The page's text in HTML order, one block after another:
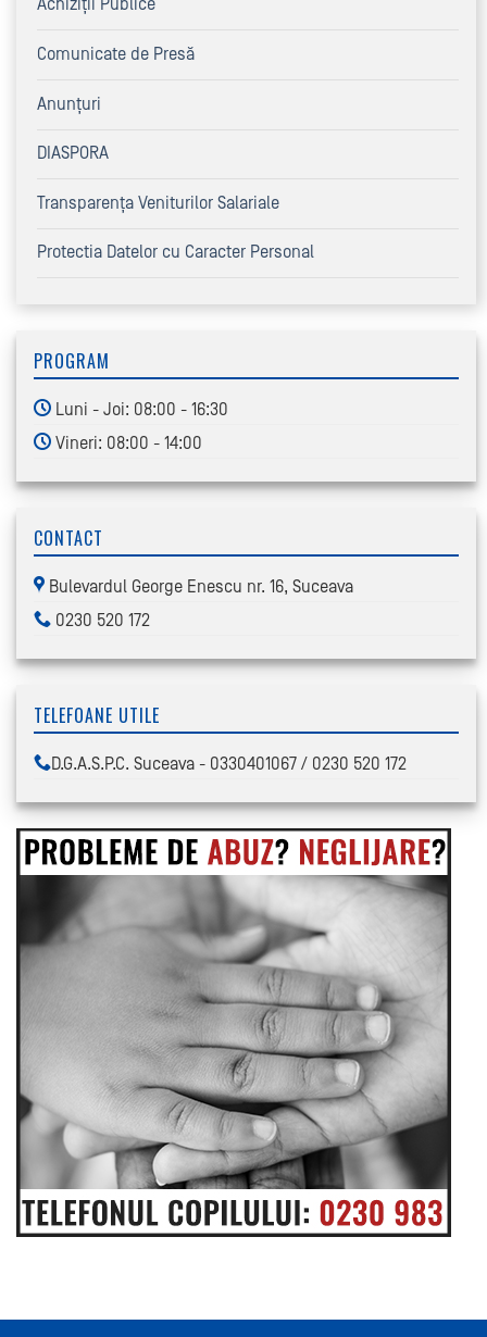
Achiziţii Publice
Comunicate de Presă
Anunțuri
DIASPORA
Transparența Veniturilor Salariale
Protectia Datelor cu Caracter Personal
PROGRAM
Luni - Joi: 08:00 - 16:30
Vineri: 08:00 - 14:00
CONTACT
Bulevardul George Enescu nr. 16, Suceava
0230 520 172
TELEFOANE UTILE
D.G.A.S.P.C. Suceava - 0330401067 / 0230 520 172